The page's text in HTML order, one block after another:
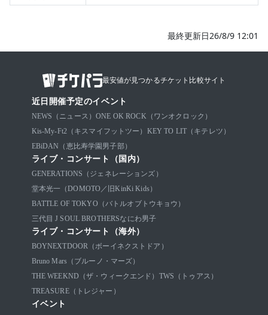
最終更新日26/8/9 12:01
最安値が見つかるチケット比較サイト
近日開催予定のイベント
NEWS（ニュース） ONE OK ROCK（ワンオクロック）
Kis-My-Ft2（キスマイフットツー） KEY TO LIT（キテレツ）
EBiDAN（恵比寿学園男子部）
ライブ・コンサート（国内）
GENERATIONS（ジェネレーションズ）
堂本光一（DOMOTO／旧KinKi Kids）
BATTLE OF TOKYO（バトルオブトウキョウ）
三代目 J SOUL BROTHERSなにわ男子
ライブ・コンサート（海外）
BOYNEXTDOOR（ボーイネクストドア）
Bruno Mars（ブルーノ・マーズ）
THE WEEKND（ザ・ウィークエンド） TWS（トゥアス）
TREASURE（トレジャー）
イベント